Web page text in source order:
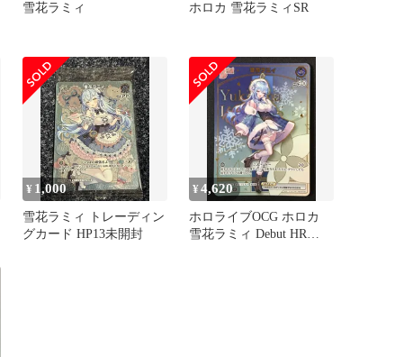
雪花ラミィ ホロカ 雪花ラミィSR
¥ 1,000
雪花ラミィ トレーディン
グカード HP13未開封
¥4,620
ホロライブOCG ホロカ
雪花ラミィ Debut HR